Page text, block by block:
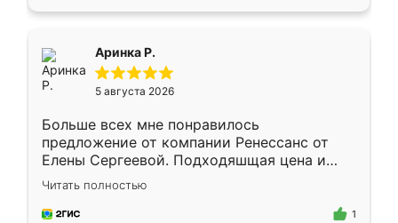
Аринка Р.
5 августа 2026
Больше всех мне понравилось
предложение от компании Ренессанс от
Елены Сергеевой. Подходяшщая цена и
короткие сроки изготовления. Приехавший
для замера сотрудник Владислав
предложил по моему эскизу самый
Читать полностью
1